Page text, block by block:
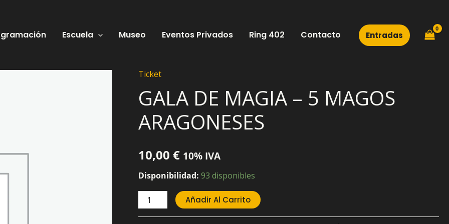
Escuela Museo Eventos Privados Ring 402 Contacto Entradas
Ticket
GALA DE MAGIA – 5 MAGOS
ARAGONESES
10,00€ 10% IVA
Disponibilidad: 93 disponibles
GALA
DE
MAGIA
–
MAGOS
ARAGONESES
cantidad
Añadir Al Carrito